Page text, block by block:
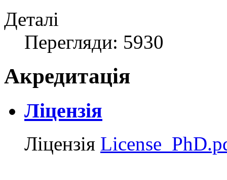
Деталі
Перегляди: 5930
Акредитація
Ліцензія
Ліцензія